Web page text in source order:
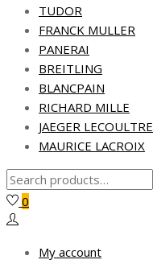
TUDOR
FRANCK MULLER
PANERAI
BREITLING
BLANCPAIN
RICHARD MILLE
JAEGER LECOULTRE
MAURICE LACROIX
Search
for:>
0
My account